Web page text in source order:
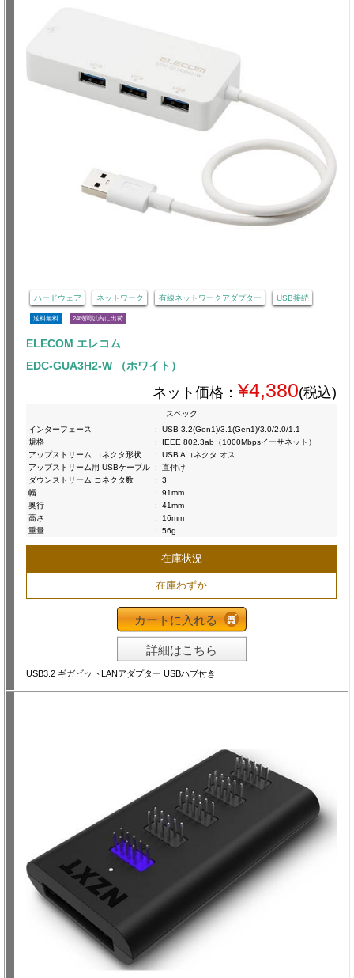
ハードウェア ネットワーク 有線ネットワークアダプター USB接続
送料無料 24時間以内に出荷
ELECOM エレコム
EDC-GUA3H2-W （ホワイト）
ネット価格： ¥4,380(税込)
スペック
インターフェース
:
USB 3.2(Gen1)/3.1(Gen1)/3.0/2.0/1.1
規格
:
IEEE 802.3ab（1000Mbpsイーサネット）
アップストリーム コネクタ形状
:
USB Aコネクタ オス
アップストリーム用 USBケーブル :
直付け
ダウンストリーム コネクタ数
:
3
幅
:
91mm
奥行
:
41mm
高さ
:
16mm
重量
: 56g
在庫状況
在庫わずか
カートに入れる
詳細はこちら
USB3.2 ギガビットLANアダプター USBハブ付き